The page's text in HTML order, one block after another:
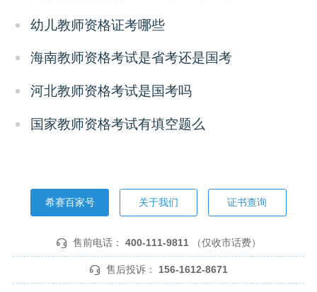
幼儿教师资格证考哪些
海南教师资格考试是省考还是国考
河北教师资格考试是国考吗
国家教师资格考试有填空题么
希赛百家号 关于我们 证书查询
售前电话： 400-111-9811 （仅收市话费）
售后投诉： 156-1612-8671